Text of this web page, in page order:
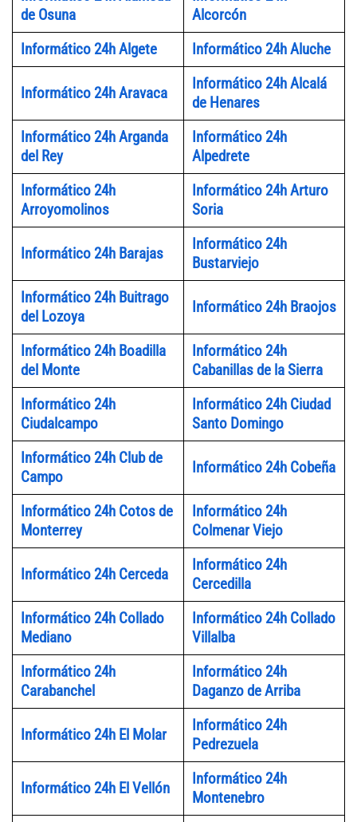
de Osuna
Alcorcón
Informático 24h Algete
Informático 24h Aluche
Informático 24h Aravaca
Informático 24h Alcalá
de Henares
Informático 24h Arganda
del Rey
Informático 24h
Alpedrete
Informático 24h
Arroyomolinos
Informático 24h Arturo
Soria
Informático 24h Barajas
Informático 24h
Bustarviejo
Informático 24h Buitrago
del Lozoya
Informático 24h Braojos
Informático 24h Boadilla
del Monte
Informático 24h
Cabanillas de la Sierra
Informático 24h
Ciudalcampo
Informático 24h Ciudad
Santo Domingo
Informático 24h Club de
Campo
Informático 24h Cobeña
Informático 24h Cotos de
Monterrey
Informático 24h
Colmenar Viejo
Informático 24h Cerceda
Informático 24h
Cercedilla
Informático 24h Collado
Mediano
Informático 24h Collado
Villalba
Informático 24h
Carabanchel
Informático 24h
Daganzo de Arriba
Informático 24h El Molar
Informático 24h
Pedrezuela
Informático 24h El Vellón
Informático 24h
Montenebro